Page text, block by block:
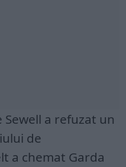
a refuzat un
de
a chemat Garda